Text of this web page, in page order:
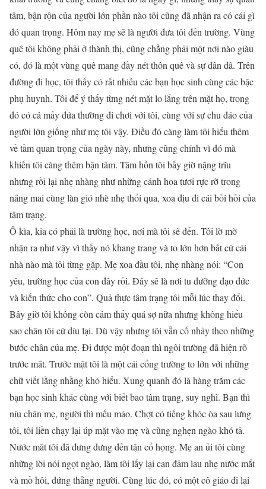
tâm, bận rộn của người lớn phần nào tôi cũng đã nhận ra có cái gì
đó quan trọng. Hôm nay mẹ sẽ là người đưa tôi đến trường. Vùng
quê tôi không phải ở thành thị, cũng chẳng phải một nơi nào giàu
có, đó là một vùng quê mang đầy nét thôn quê và sự dân dã. Trên
đường đi học, tôi thấy có rất nhiều các bạn học sinh cùng các bậc
phụ huynh. Tôi để ý thấy từng nét mặt lo lắng trên mặt họ, trong
đó có cả mấy đứa thường đi chơi với tôi, cùng với sự chu đáo của
người lớn giống như mẹ tôi vậy. Điều đó càng làm tôi hiểu thêm
về tầm quan trọng của ngày này, nhưng cũng chính vì đó mà
khiến tôi càng thêm bận tâm. Tâm hồn tôi bấy giờ nặng trĩu
nhưng rồi lại nhẹ nhàng như những cánh hoa tươi rực rỡ trong
nắng mai cùng làn gió nhè nhẹ thổi qua, xoa dịu đi cái bồi hồi của
tâm trạng.
Ô kìa, kia có phải là trường học, nơi mà tôi sẽ đến. Tôi lờ mờ
nhận ra như vậy vì thấy nó khang trang và to lớn hơn bất cứ cái
nhà nào mà tôi từng gặp. Mẹ xoa đầu tôi, nhẹ nhàng nói: “Con
yêu, trường học của con đây rồi. Đây sẽ là nơi tu dưỡng đạo đức
và kiến thức cho con”. Quả thực tâm trạng tôi mỗi lúc thay đổi.
Bây giờ tôi không còn cảm thấy quá sợ nữa nhưng không hiểu
sao chân tôi cứ díu lại. Dù vậy nhưng tôi vẫn cố nhảy theo những
bước chân của mẹ. Đi được một đoạn thì ngôi trường đã hiện rõ
trước mắt. Trước mặt tôi là một cái cổng trường to lớn với những
chữ viết lằng nhằng khó hiểu. Xung quanh đó là hàng trăm các
bạn học sinh khác cùng với biết bao tâm trạng, suy nghĩ. Bạn thì
níu chân mẹ, người thì mếu máo. Chợt có tiếng khóc òa sau lưng
tôi, tôi liền chạy lại úp mặt vào mẹ và cũng nghẹn ngào khó tả.
Nước mắt tôi đã dưng dưng đến tận cổ họng. Mẹ an ủi tôi cùng
những lời nói ngọt ngào, làm tôi lấy lại can đảm lau nhẹ nước mắt
và mồ hôi, đứng thẳng người. Cùng lúc đó, có một cô giáo đi lại